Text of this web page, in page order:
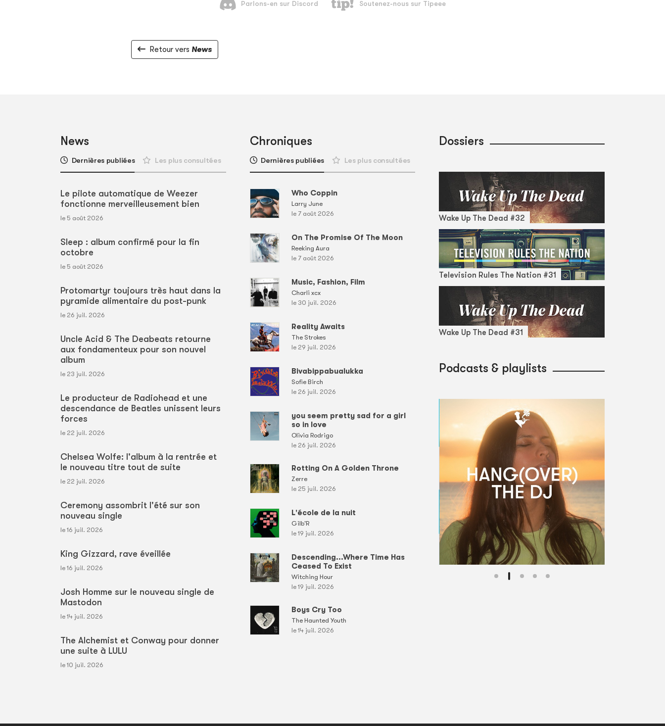
Retour vers News
News
Dernières publiées Les plus consultées
Le pilote automatique de Weezer
fonctionne merveilleusement bien
le 5 août 2026
Sleep : album confirmé pour la fin
octobre
le 5 août 2026
Protomartyr toujours très haut dans la
pyramide alimentaire du post-punk
le 26 juil. 2026
Uncle Acid & The Deabeats retourne
aux fondamenteux pour son nouvel
album
le 23 juil. 2026
Le producteur de Radiohead et une
descendance de Beatles unissent leurs
forces
le 22 juil. 2026
Chelsea Wolfe: l'album à la rentrée et
le nouveau titre tout de suite
le 22 juil. 2026
Ceremony assombrit l'été sur son
nouveau single
le 16 juil. 2026
King Gizzard, rave éveillée
le 16 juil. 2026
Josh Homme sur le nouveau single de
Mastodon
le 14 juil. 2026
The Alchemist et Conway pour donner
une suite à LULU
le 10 juil. 2026
Chroniques
Dernières publiées Les plus consultées
Who Coppin
Larry June
le 7 août 2026
On The Promise Of The Moon
Reeking Aura
le 7 août 2026
Music, Fashion, Film
Charli xcx
le 30 juil. 2026
Reality Awaits
The Strokes
le 29 juil. 2026
Bivabippabualukka
Sofie Birch
le 26 juil. 2026
you seem pretty sad for a girl
so in love
Olivia Rodrigo
le 26 juil. 2026
Rotting On A Golden Throne
Zerre
le 25 juil. 2026
L'école de la nuit
Gilb'R
le 19 juil. 2026
Descending...Where Time Has
Ceased To Exist
Witching Hour
le 19 juil. 2026
Boys Cry Too
The Haunted Youth
le 14 juil. 2026
Dossiers
Wake Up The Dead #32
Television Rules The Nation #31
Wake Up The Dead #31
Podcasts & playlists